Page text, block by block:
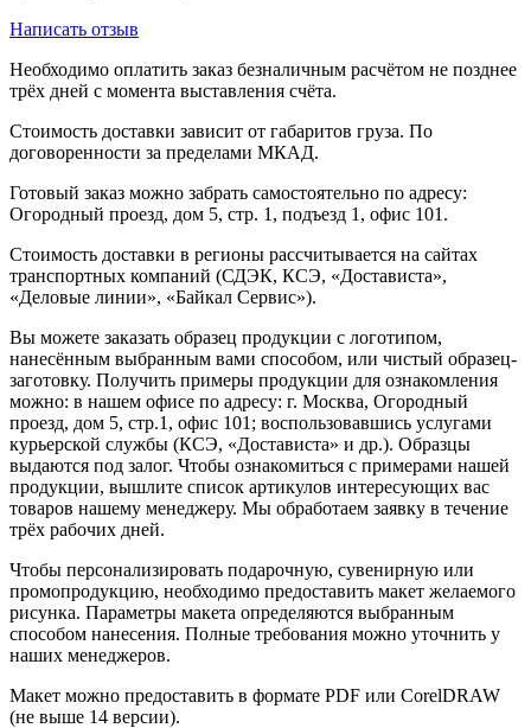
Написать отзыв
Необходимо оплатить заказ безналичным расчётом не позднее
трёх дней с момента выставления счёта.
Стоимость доставки зависит от габаритов груза. По
договоренности за пределами МКАД.
Готовый заказ можно забрать самостоятельно по адресу:
Огородный проезд, дом 5, стр. 1, подъезд 1, офис 101.
Стоимость доставки в регионы рассчитывается на сайтах
транспортных компаний (СДЭК, КСЭ, «Достависта»,
«Деловые линии», «Байкал Сервис»).
Вы можете заказать образец продукции с логотипом,
нанесённым выбранным вами способом, или чистый образец-
заготовку. Получить примеры продукции для ознакомления
можно: в нашем офисе по адресу: г. Москва, Огородный
проезд, дом 5, стр.1, офис 101; воспользовавшись услугами
курьерской службы (КСЭ, «Достависта» и др.). Образцы
выдаются под залог. Чтобы ознакомиться с примерами нашей
продукции, вышлите список артикулов интересующих вас
товаров нашему менеджеру. Мы обработаем заявку в течение
трёх рабочих дней.
Чтобы персонализировать подарочную, сувенирную или
промопродукцию, необходимо предоставить макет желаемого
рисунка. Параметры макета определяются выбранным
способом нанесения. Полные требования можно уточнить у
наших менеджеров.
Макет можно предоставить в формате PDF или CorelDRAW
(не выше 14 версии).